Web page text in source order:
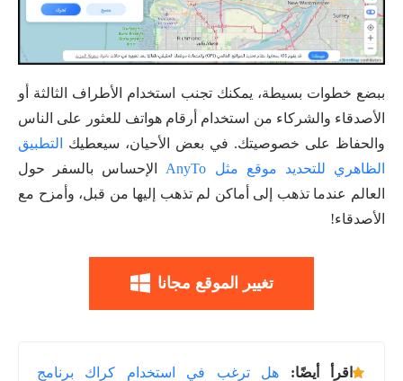
ببضع خطوات بسيطة، يمكنك تجنب استخدام الأطراف الثالثة أو
الأصدقاء والشركاء من استخدام أرقام هواتف للعثور على الناس
والحفاظ على خصوصيتك. في بعض الأحيان، سيعطيك
التطبيق
الظاهري للتحديد موقع مثل AnyTo
الإحساس بالسفر حول
العالم عندما تذهب إلى أماكن لم تذهب إليها من قبل، وأمزح مع
الأصدقاء!
تغيير الموقع مجانا
اقرأ أيضًا:
هل ترغب في استخدام كراك برنامج